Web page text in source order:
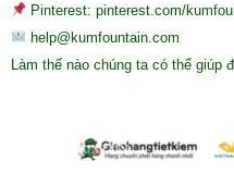
Pinterest: pinterest.com/
help@kumfountain.com
Làm thế nào chúng ta có thể giúp